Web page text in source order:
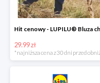
29.99 zł